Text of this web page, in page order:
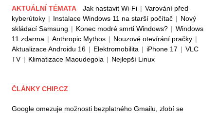
AKTUÁLNÍ TÉMATA Jak nastavit Wi-Fi | Varování před
kyberútoky | Instalace Windows 11 na starší počítač | Nový
skládací Samsung | Konec modré smrti Windows? | Windows
11 zdarma | Anthropic Mythos | Nouzové otevírání pračky |
Aktualizace Androidu 16 | Elektromobilita | iPhone 17 | VLC
TV | Klimatizace Maoudegola | Nejlepší Linux
ČLÁNKY CHIP.CZ
Google omezuje možnosti bezplatného Gmailu, zlobí se